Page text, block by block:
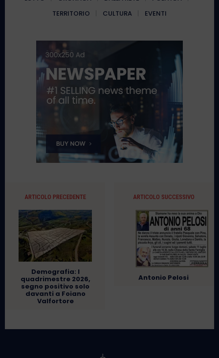
TERRITORIO
CULTURA EVENTI
ARTICOLO PRECEDENTE
Demografia: I
quadrimestre 2026,
segno positivo solo
davanti a Foiano
Valfortore
ARTICOLO SUCCESSIVO
Antonio Pelosi